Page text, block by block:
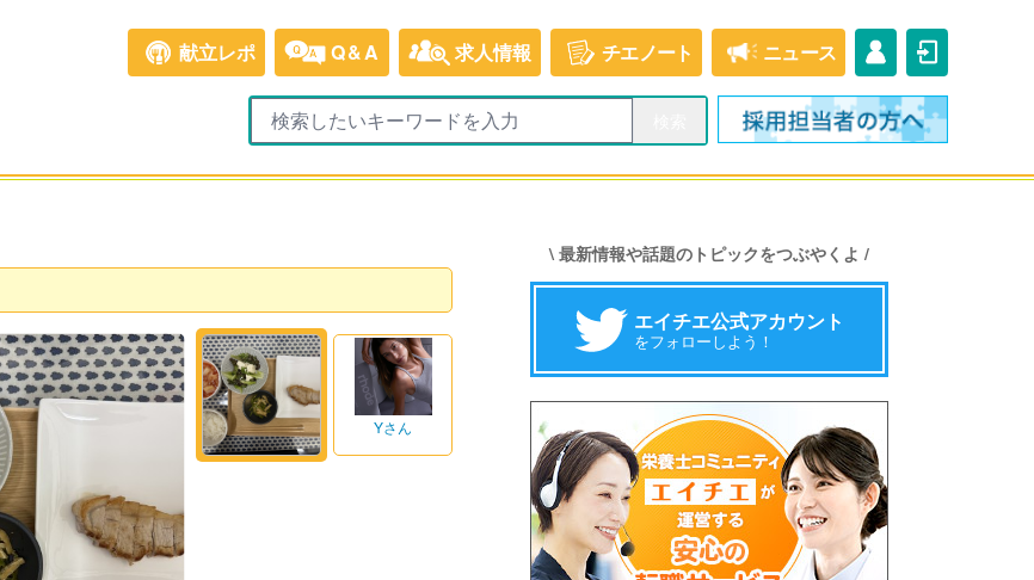
献立レポ Q&A 求人情報 チエノート ニュース
Yさん
\ 最新情報や話題のトピックをつぶやくよ /
エイチエ公式アカウント
をフォローしよう！